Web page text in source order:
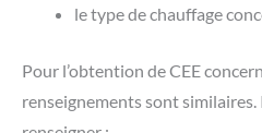
le type de chauffage
Pour l’obtention de CEE
renseignements sont similaires.